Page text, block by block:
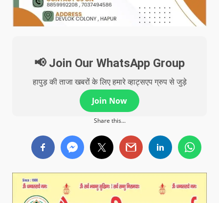
📢 Join Our WhatsApp Group
हापुड़ की ताजा खबरों के लिए हमारे व्हाट्सएप ग्रुप से जुड़े
Join Now
Share this...